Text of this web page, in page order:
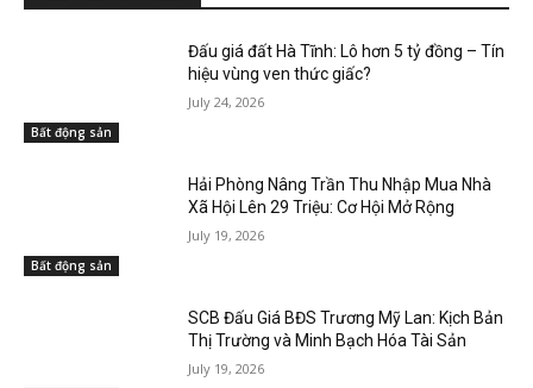
Bất động sản
Đấu giá đất Hà Tĩnh: Lô hơn 5 tỷ đồng – Tín
hiệu vùng ven thức giấc?
July 24, 2026
Bất động sản
Hải Phòng Nâng Trần Thu Nhập Mua Nhà
Xã Hội Lên 29 Triệu: Cơ Hội Mở Rộng
July 19, 2026
SCB Đấu Giá BĐS Trương Mỹ Lan: Kịch Bản
Thị Trường và Minh Bạch Hóa Tài Sản
July 19, 2026